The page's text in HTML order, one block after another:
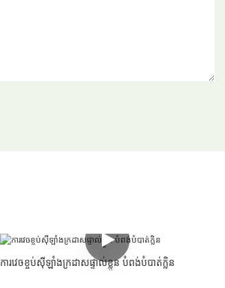
ការវេចខ្ចប់ស៊ីឡាំងក្រដាសផ្ទាល់ខ្លួន បំពង់បំបាត់ក្លិន